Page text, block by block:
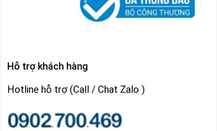
Hỗ trợ khách hàng
Hotline hỗ trợ (Call / Chat Zalo )